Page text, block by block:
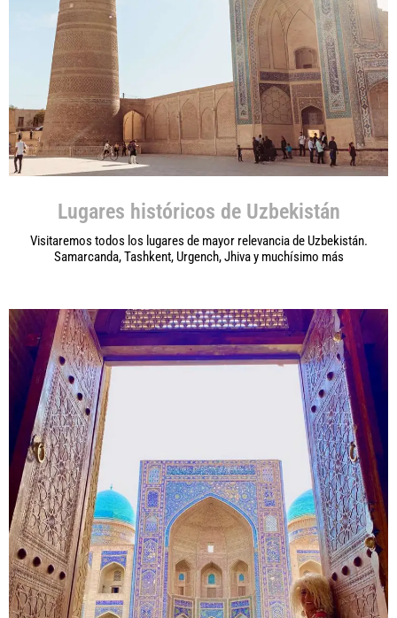
Lugares históricos de Uzbekistán
Visitaremos todos los lugares de mayor relevancia de Uzbekistán.
Samarcanda, Tashkent, Urgench, Jhiva y muchísimo más